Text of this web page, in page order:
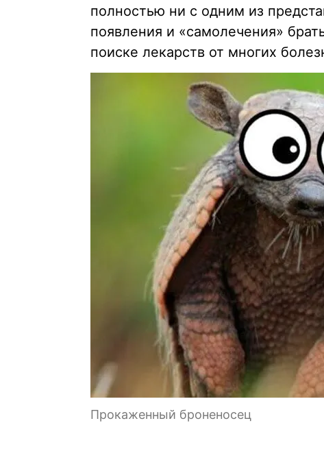
полностью ни с одним из
появления и «самолечения»
поиске лекарств от многих
Прокаженный броненосец